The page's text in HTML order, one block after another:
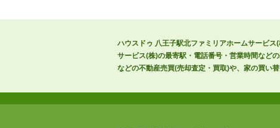
ハウスドゥ 八王子駅北ファミリアホームサービ
サービス(株)の最寄駅・電話番号・営業時間など
などの不動産売買(売却査定・買取)や、家の買い